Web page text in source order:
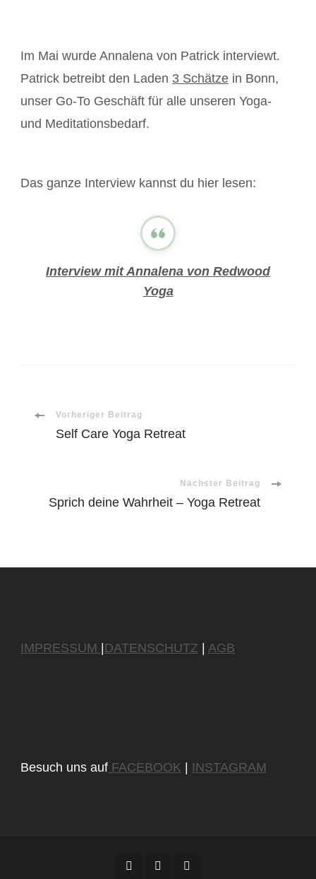
Im Mai wurde Annalena von Patrick interviewt.
Patrick betreibt den Laden 3 Schätze in Bonn,
unser Go-To Geschäft für alle unseren Yoga-
und Meditationsbedarf.
Das ganze Interview kannst du hier lesen:
Interview mit Annalena von Redwood
Yoga
Beitragsnavigation
Vorheriger Beitrag
Self Care Yoga Retreat
Nächster Beitrag
Sprich deine Wahrheit – Yoga Retreat
IMPRESSUM DATENSCHUTZ AGB
Besuch uns auf FACEBOOK INSTAGRAM